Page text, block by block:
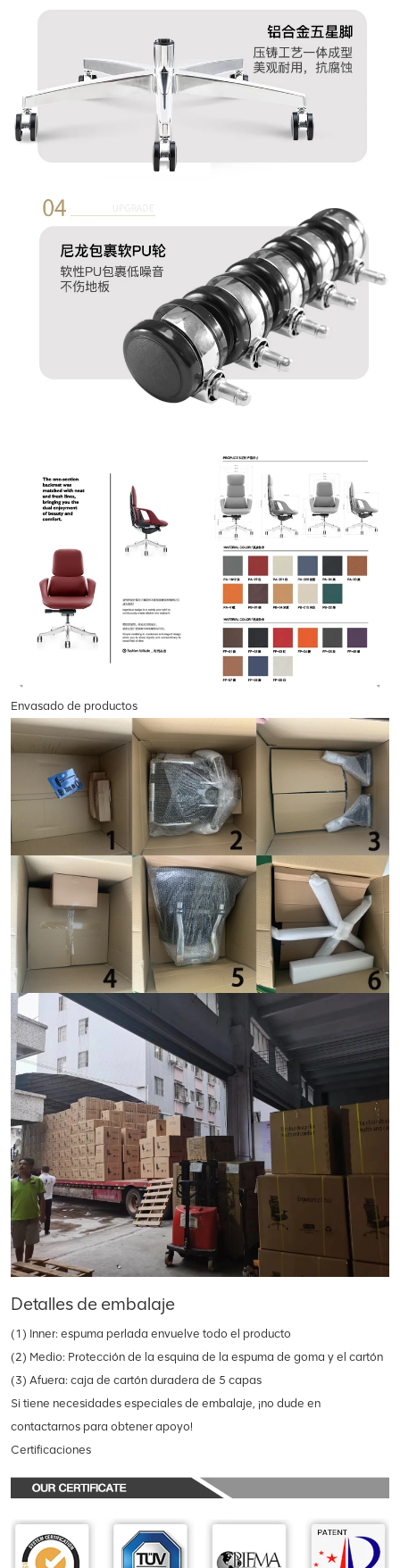
Envasado de productos
Detalles de embalaje
(1) Inner: espuma perlada envuelve todo el producto
(2) Medio: Protección de la esquina de la espuma de goma y el cartón
(3) Afuera: caja de cartón duradera de 5 capas
Si tiene necesidades especiales de embalaje, ¡no dude en
contactarnos para obtener apoyo!
Certificaciones